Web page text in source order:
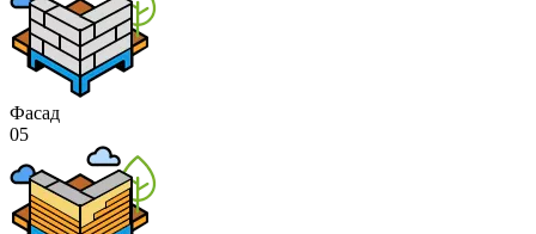
Фасад
05